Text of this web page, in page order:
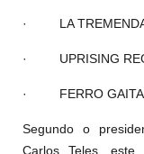
· LA
· UPRISING
· FERRO
Segundo o
Carlos Teles,